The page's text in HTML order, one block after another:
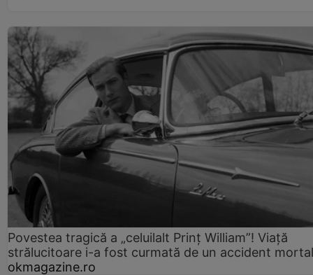
Povestea tragică a „celuilalt Prinț William”! Viață
strălucitoare i-a fost curmată de un accident mortal
okmagazine.ro